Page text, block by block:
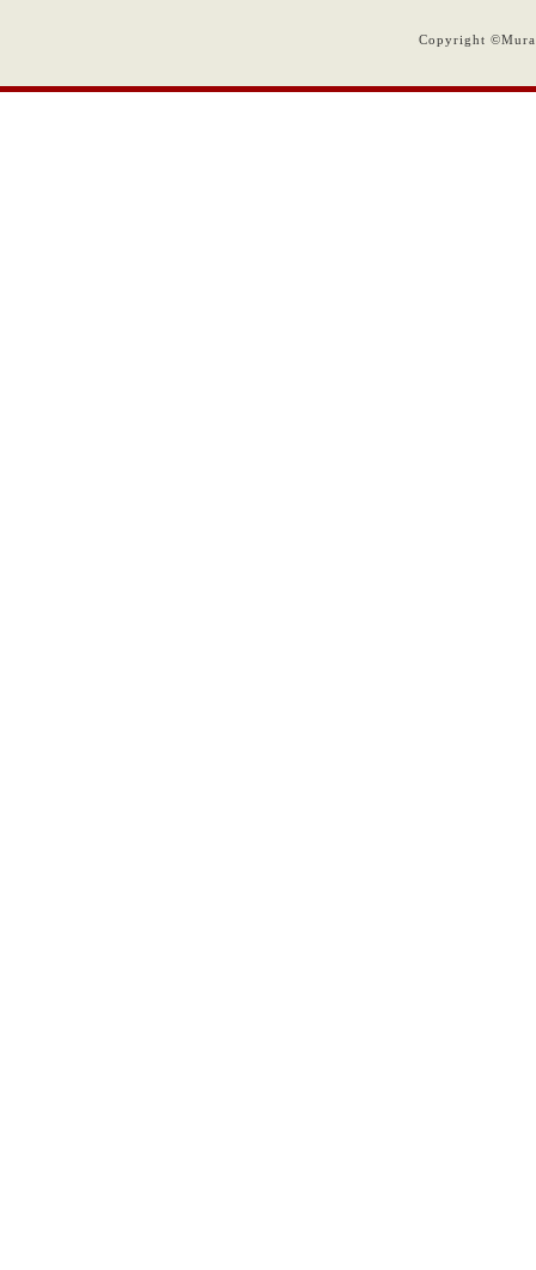
Copyright